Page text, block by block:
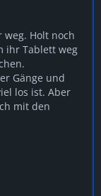
Holt noch
ihr Tablett weg
Gänge und
los ist. Aber
mit den